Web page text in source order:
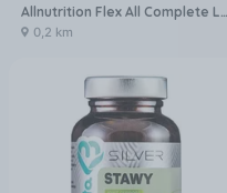
Allnutrition Flex All Complete Lemon Proszek 400g
0,2 km